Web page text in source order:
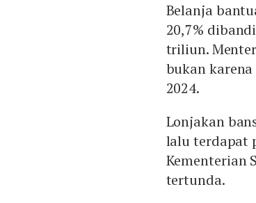
Belanja
20,7%
triliun.
bukan
2024.
Lonjakan
lalu terdapat
Kementerian
tertunda.